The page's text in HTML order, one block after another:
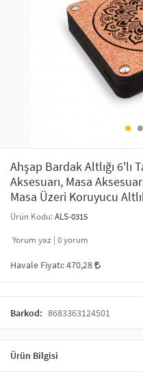
SAÇ AKSESUARLARI
GELİN / DÜĞÜN AKSESUARLARI
ŞAL VE FULAR
ODA KOKUSU VE MUM
PARTİ SÜSLERİ
YILBAŞI ÜRÜNLERİ
KULLAN AT TABAK BARDAK SETİ
Ahşap Bardak Altlığı 6'lı
Aksesuarı, Masa
Masa Üzeri Koruyucu
Ürün Kodu:ALS-0315
Yorum yaz | 0yorum
Havale Fiyatı:470,28
Barkod: 8683363124501
Ürün Bilgisi